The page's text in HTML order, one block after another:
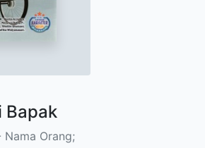
Bapak
Nama Orang;